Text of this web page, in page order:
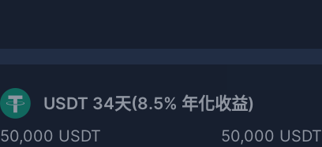
USDT 34天(8.5% 年化收益)
50,000 USDT 50,000 USDT